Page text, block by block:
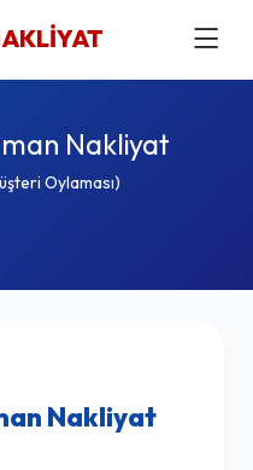
Nakliyat
Oylaması)
Nakliyat